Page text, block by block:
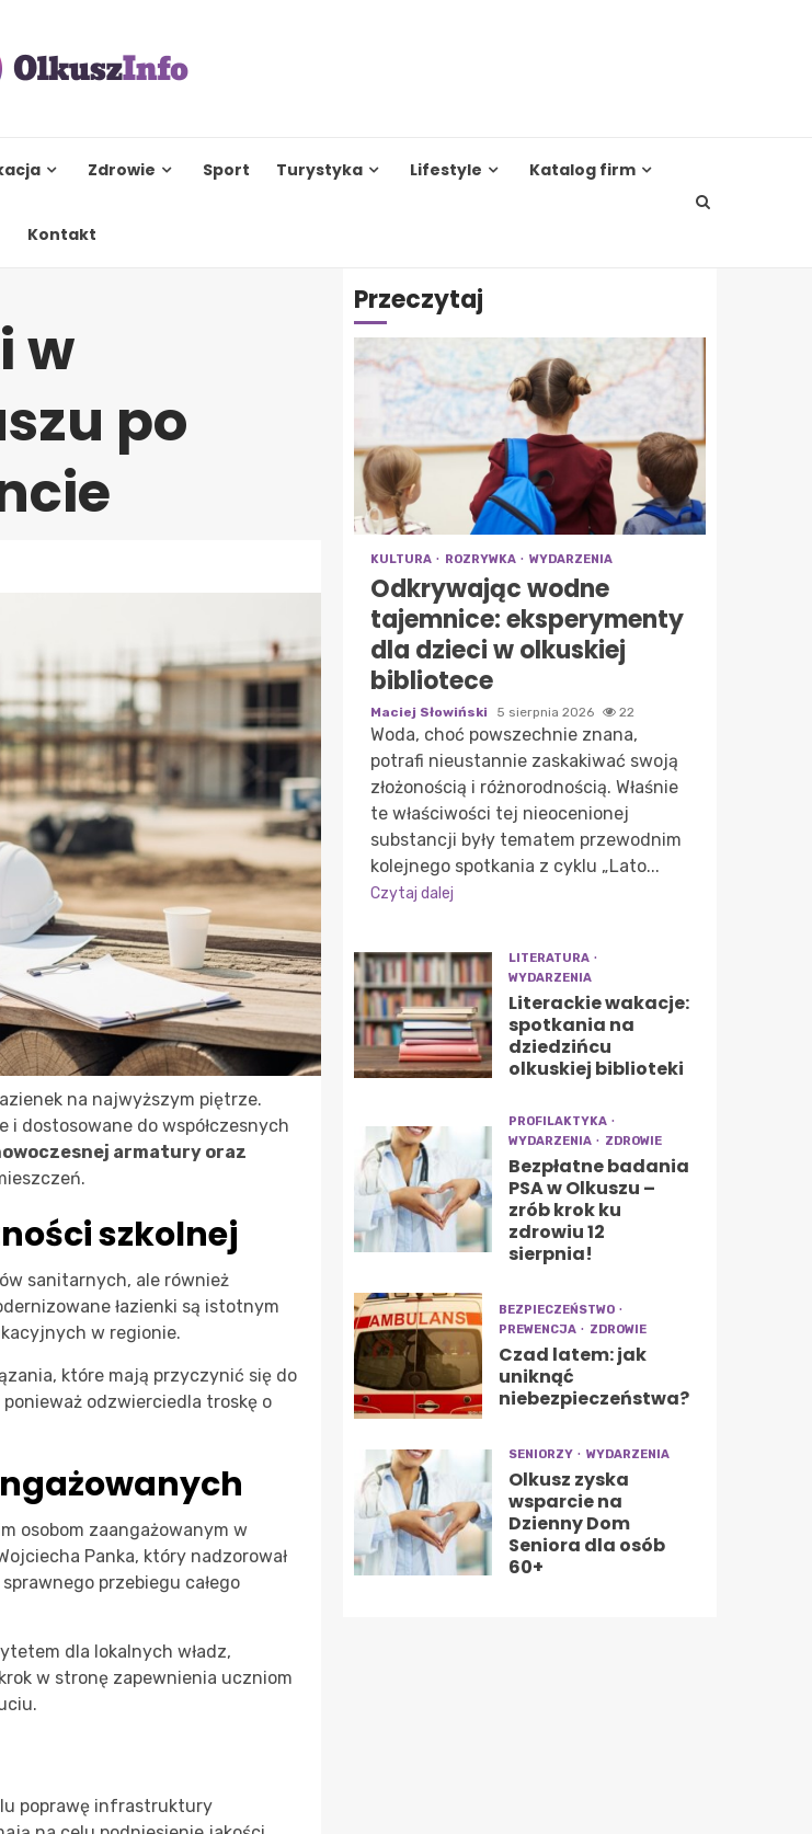
Zdrowie Sport Turystyka Lifestyle Katalog firm
Kontakt
w
po
na najwyższym piętrze.
dostosowane do współczesnych
armatury oraz
szkolnej
sanitarnych, ale również
łazienki są istotnym
w regionie.
które mają przyczynić się do
odzwierciedla troskę o
osobom zaangażowanym w
Panka, który nadzorował
przebiegu całego
dla lokalnych władz,
w stronę zapewnienia uczniom
poprawę infrastruktury
Przeczytaj
KULTURA ROZRYWKA WYDARZENIA
Odkrywając wodne
tajemnice: eksperymenty
dla dzieci w olkuskiej
bibliotece
Maciej Słowiński 5 sierpnia 2026 22
Woda, choć powszechnie znana,
potrafi nieustannie zaskakiwać swoją
złożonością i różnorodnością. Właśnie
te właściwości tej nieocenionej
substancji były tematem przewodnim
kolejnego spotkania z cyklu „Lato...
Czytaj dalej
LITERATURA
WYDARZENIA
Literackie wakacje:
spotkania na
dziedzińcu
olkuskiej biblioteki
PROFILAKTYKA
WYDARZENIA
ZDROWIE
Bezpłatne badania
PSA w Olkuszu –
zrób krok ku
zdrowiu 12
sierpnia!
BEZPIECZEŃSTWO
PREWENCJA
ZDROWIE
Czad latem: jak
uniknąć
niebezpieczeństwa?
SENIORZY WYDARZENIA
Olkusz zyska
wsparcie na
Dzienny Dom
Seniora dla osób
60+